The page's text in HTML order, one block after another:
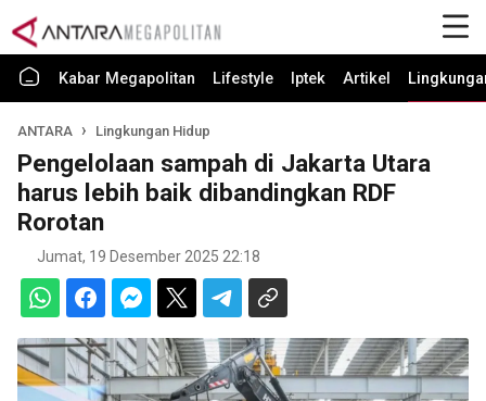
Kabar Megapolitan Lifestyle Iptek Artikel
ANTARA Lingkungan Hidup
Pengelolaan sampah di Jakarta Utara
harus lebih baik dibandingkan RDF
Rorotan
Jumat, 19 Desember 2025 22:18